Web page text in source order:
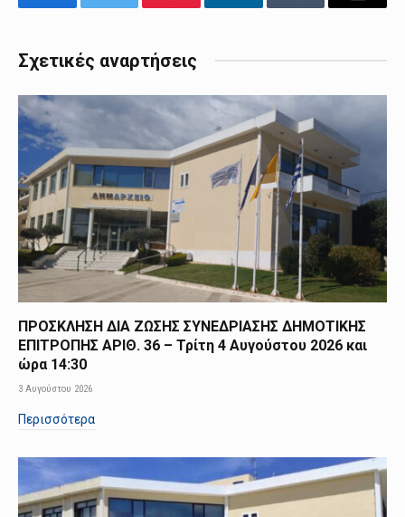
FacebookTwitter Pinterest LinkedInTumblr Email
Σχετικές αναρτήσεις
ΠΡΟΣΚΛΗΣΗ ΔΙΑ ΖΩΣΗΣ ΣΥΝΕΔΡΙΑΣΗΣ ΔΗΜΟΤΙΚΗΣ
ΕΠΙΤΡΟΠΗΣ ΑΡΙΘ. 36 – Τρίτη 4 Αυγούστου 2026 και
ώρα 14:30
3 Αυγούστου 2026
Περισσότερα